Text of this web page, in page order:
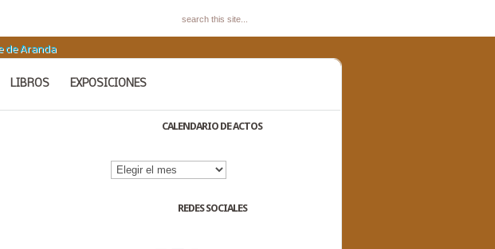
LIBROS EXPOSICIONES
CALENDARIO DE ACTOS
Calendario
de
REDES SOCIALES